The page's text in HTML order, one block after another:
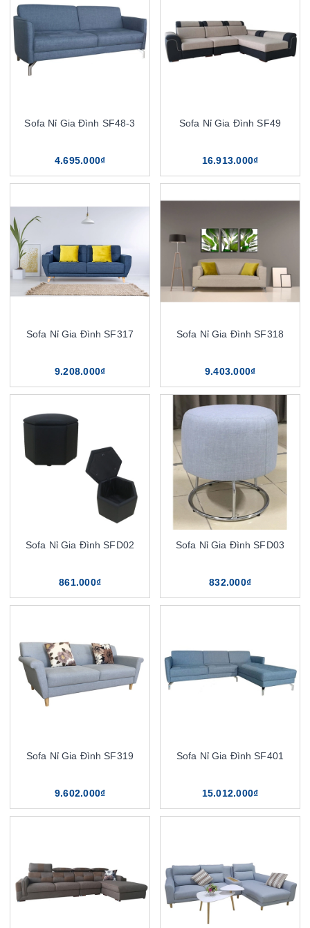
Sofa Nỉ Gia Đình SF48-3
4.695.000₫
Sofa Nỉ Gia Đình SF49
16.913.000₫
Sofa Nỉ Gia Đình SF317
9.208.000₫
Sofa Nỉ Gia Đình SF318
9.403.000₫
Sofa Nỉ Gia Đình SFD02
861.000₫
Sofa Nỉ Gia Đình SFD03
832.000₫
Sofa Nỉ Gia Đình SF319
9.602.000₫
Sofa Nỉ Gia Đình SF401
15.012.000₫